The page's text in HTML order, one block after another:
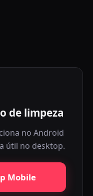
de limpeza
no Android
útil no desktop.
Mobile